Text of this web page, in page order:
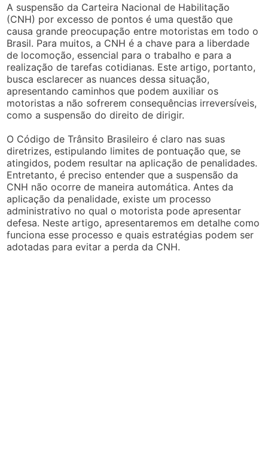
A suspensão da Carteira Nacional de Habilitação
(CNH) por excesso de pontos é uma questão que
causa grande preocupação entre motoristas em todo o
Brasil. Para muitos, a CNH é a chave para a liberdade
de locomoção, essencial para o trabalho e para a
realização de tarefas cotidianas. Este artigo, portanto,
busca esclarecer as nuances dessa situação,
apresentando caminhos que podem auxiliar os
motoristas a não sofrerem consequências irreversíveis,
como a suspensão do direito de dirigir.
O Código de Trânsito Brasileiro é claro nas suas
diretrizes, estipulando limites de pontuação que, se
atingidos, podem resultar na aplicação de penalidades.
Entretanto, é preciso entender que a suspensão da
CNH não ocorre de maneira automática. Antes da
aplicação da penalidade, existe um processo
administrativo no qual o motorista pode apresentar
defesa. Neste artigo, apresentaremos em detalhe como
funciona esse processo e quais estratégias podem ser
adotadas para evitar a perda da CNH.